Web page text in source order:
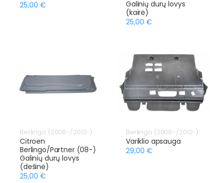
25,00 €
Galinių durų lovys
(kairė)
25,00 €
Berlingo (2008-/2012-)
Citroen
Berlingo/Partner (08-)
Galinių durų lovys
(dešinė)
25,00 €
Berlingo (2008-/2012-)
Variklio apsauga
29,00 €